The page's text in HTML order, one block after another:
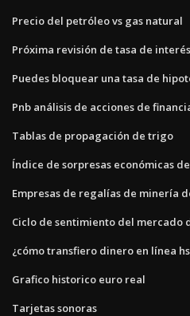
Precio del petróleo vs gas natural
Próxima revisión de tasa de
Puedes bloquear una tasa de
Pnb análisis de acciones de
Tablas de propagación de trigo
Índice de sorpresas económicas
Empresas de regalías de minería
Ciclo de sentimiento del mercado
¿cómo transfiero dinero en línea
Grafico historico euro real
Tarjetas sonoras